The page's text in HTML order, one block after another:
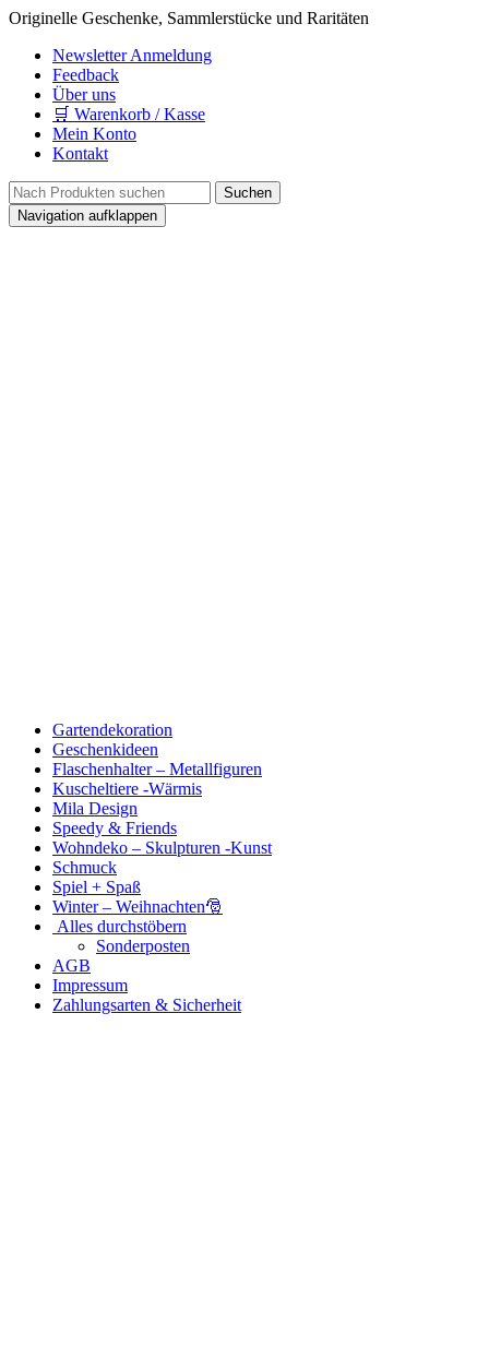
Originelle Geschenke, Sammlerstücke und Raritäten
Newsletter Anmeldung
Feedback
Über uns
🛒 Warenkorb / Kasse
Mein Konto
Kontakt
Navigation aufklappen
Zum
Inhalt
Gartendekoration
Geschenkideen
Flaschenhalter – Metallfiguren
Kuscheltiere -Wärmis
Mila Design
Speedy & Friends
Wohndeko – Skulpturen -Kunst
Schmuck
Spiel + Spaß
Winter – Weihnachten🎅
Alles durchstöbern
Sonderposten
AGB
Impressum
Zahlungsarten & Sicherheit